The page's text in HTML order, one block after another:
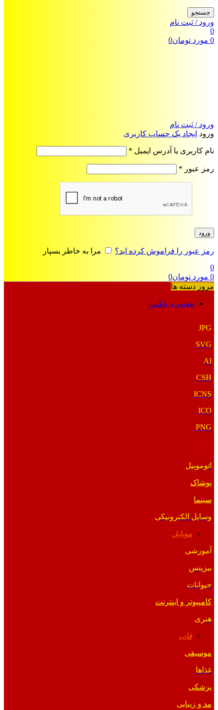
جستجو
ورود / ثبت نام
0
0 مورد تومان0
ورود / ثبت نام
ورود ایجاد یک حساب کاربری
نام کاربری یا آدرس ایمیل *
رمز عبور *
ورود
رمز عبور را فراموش کرده اید؟
مرا به خاطر بسپار
0
0 مورد تومان0
مرور دسته ها
تصویر و عکس
فرمت‌های خاص
JPG
SVG
AI
CSH
ICNS
ICO
PNG
اتوموبیل
پوشاک
سینما
وسایل الکترونیکی
موبایل
آموزشی
بیزینس
حیوانات
کامپیوتر و اینترنت
هنری
قاب
موسیقی
غذاها
پزشکی
مد و زیبایی